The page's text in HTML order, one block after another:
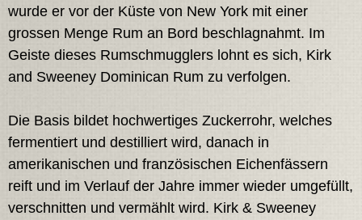
wurde er vor der Küste von New York mit einer
grossen Menge Rum an Bord beschlagnahmt. Im
Geiste dieses Rumschmugglers lohnt es sich, Kirk
and Sweeney Dominican Rum zu verfolgen.
Die Basis bildet hochwertiges Zuckerrohr, welches
fermentiert und destilliert wird, danach in
amerikanischen und französischen Eichenfässern
reift und im Verlauf der Jahre immer wieder umgefüllt,
verschnitten und vermählt wird. Kirk & Sweeney